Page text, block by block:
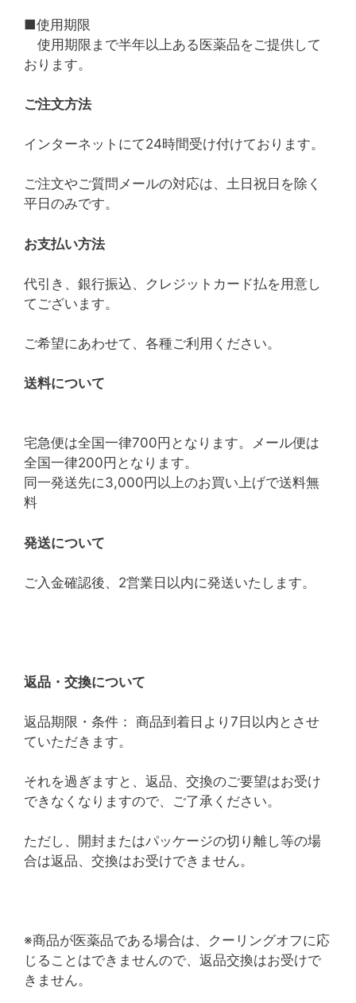
■使用期限
使用期限まで半年以上ある医薬品をご提供して
おります。
ご注文方法
インターネットにて24時間受け付けております。
ご注文やご質問メールの対応は、土日祝日を除く
平日のみです。
お支払い方法
代引き、銀行振込、クレジットカード払を用意し
てございます。
ご希望にあわせて、各種ご利用ください。
送料について
宅急便は全国一律700円となります。メール便は
全国一律200円となります。
同一発送先に3,000円以上のお買い上げで送料無
料
発送について
ご入金確認後、2営業日以内に発送いたします。
返品・交換について
返品期限・条件： 商品到着日より7日以内とさせ
ていただきます。
それを過ぎますと、返品、交換のご要望はお受け
できなくなりますので、ご了承ください。
ただし、開封またはパッケージの切り離し等の場
合は返品、交換はお受けできません。
※商品が医薬品である場合は、クーリングオフに応
じることはできませんので、返品交換はお受けで
きません。